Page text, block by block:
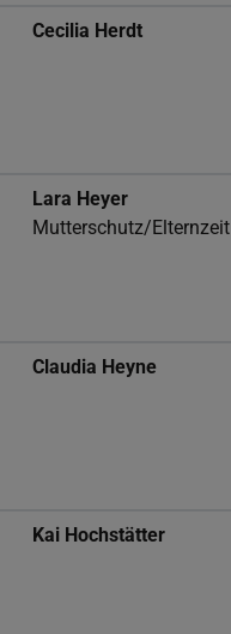
Cecilia Herdt
Lara Heyer
Mutterschutz/Elternzeit
Claudia Heyne
Kai Hochstätter